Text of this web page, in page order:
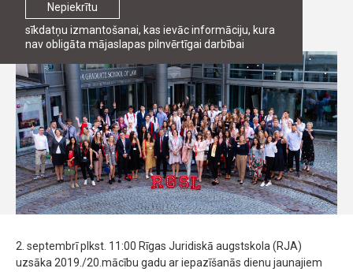
Nepiekrītu
sīkdatņu izmantošanai, kas ievāc informāciju, kura
nav obligāta mājaslapas pilnvērtīgai darbībai
2. septembris, 2019
2. septembrī plkst. 11:00 Rīgas Juridiskā augstskola (RJA)
uzsāka 2019./20.mācību gadu ar iepazīšanās dienu jaunajiem